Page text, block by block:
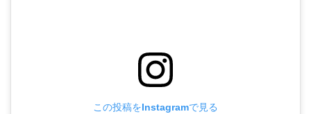
この投稿をInstagramで見る